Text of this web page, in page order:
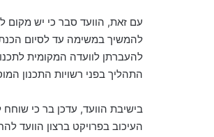
עם זאת, הוועד סבר כי יש מקום
להמשיך במשימה עד לסיום
להעברתן לוועדה המקומית
התהליך בפני רשויות התכנון
בישיבת הוועד, עדכן בר כי
העיכוב בפרויקט ברצון הוועד